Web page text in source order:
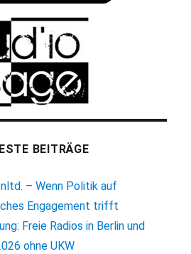
BEITRÄGE
– Wenn Politik auf
Engagement trifft
Freie Radios in Berlin und
ohne UKW